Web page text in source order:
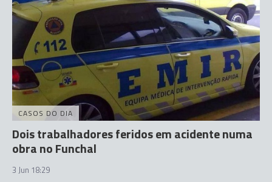
CASOS DO DIA
Dois trabalhadores feridos em acidente numa
obra no Funchal
3 Jun 18:29